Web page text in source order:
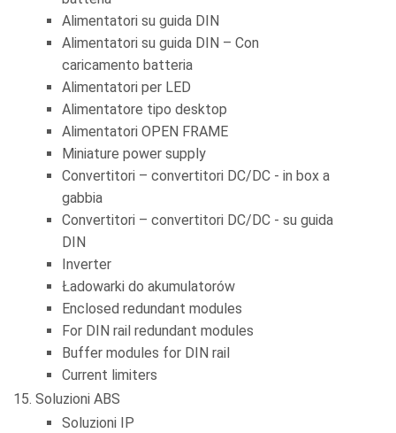
Alimentatori su guida DIN
Alimentatori su guida DIN – Con
caricamento batteria
Alimentatori per LED
Alimentatore tipo desktop
Alimentatori OPEN FRAME
Miniature power supply
Convertitori – convertitori DC/DC - in box a
gabbia
Convertitori – convertitori DC/DC - su guida
DIN
Inverter
Ładowarki do akumulatorów
Enclosed redundant modules
For DIN rail redundant modules
Buffer modules for DIN rail
Current limiters
Soluzioni ABS
Soluzioni IP